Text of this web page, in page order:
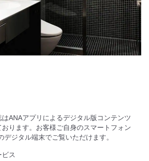
はANAアプリによるデジタル版コンテンツ
おります。お客様ご自身のスマートフォン
デジタル端末でご覧いただけます。
ス